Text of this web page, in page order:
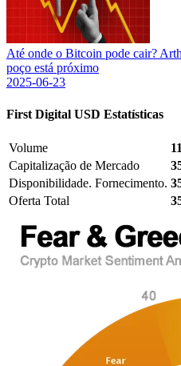
Até onde o Bitcoin pode cair?
poço está próximo
2025-06-23
First Digital USD Estatísticas
Volume
Capitalização de Mercado
Disponibilidade. Fornecimento.
Oferta Total